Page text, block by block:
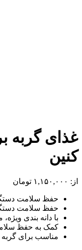
غذای گربه
کنین
از: ۱,۱۵۰,۰۰۰ تومان
حفظ سلامت
حفظ سلامت
با دانه بندی
کمک به حفظ
مناسب برای گربه های 1 تا 7 ساله